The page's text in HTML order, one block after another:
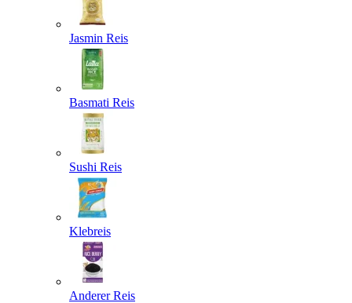
Jasmin Reis
Basmati Reis
Sushi Reis
Klebreis
Anderer Reis